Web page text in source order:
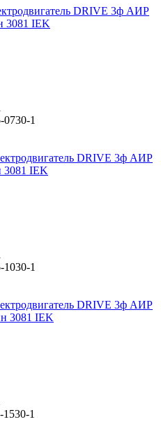
DRIVE 3ф АИР
3081 IEK
1
DRIVE 3ф АИР
3081 IEK
1
DRIVE 3ф АИР
3081 IEK
1